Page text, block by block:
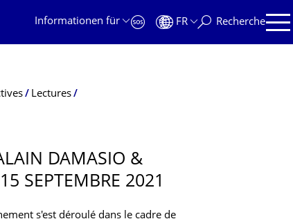
Informationen für
FR Recherche
Lectures
DAMASIO &
SEPTEMBRE 2021
s'est déroulé dans le cadre de